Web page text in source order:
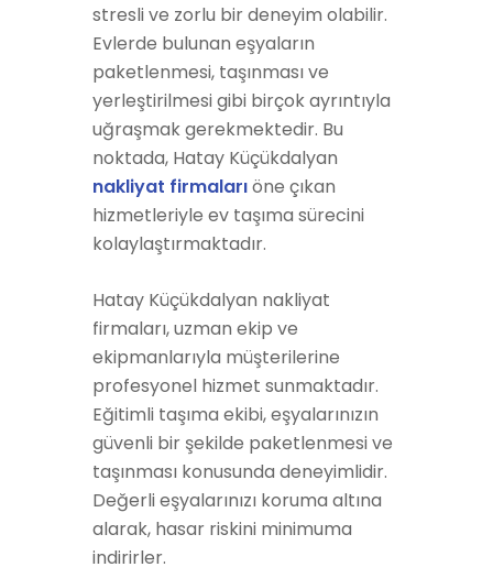
stresli ve zorlu bir deneyim olabilir.
Evlerde bulunan eşyaların
paketlenmesi, taşınması ve
yerleştirilmesi gibi birçok ayrıntıyla
uğraşmak gerekmektedir. Bu
noktada, Hatay Küçükdalyan
nakliyat firmalarıöne çıkan
hizmetleriyle ev taşıma sürecini
kolaylaştırmaktadır.
Hatay Küçükdalyan nakliyat
firmaları, uzman ekip ve
ekipmanlarıyla müşterilerine
profesyonel hizmet sunmaktadır.
Eğitimli taşıma ekibi, eşyalarınızın
güvenli bir şekilde paketlenmesi ve
taşınması konusunda deneyimlidir.
Değerli eşyalarınızı koruma altına
alarak, hasar riskini minimuma
indirirler.